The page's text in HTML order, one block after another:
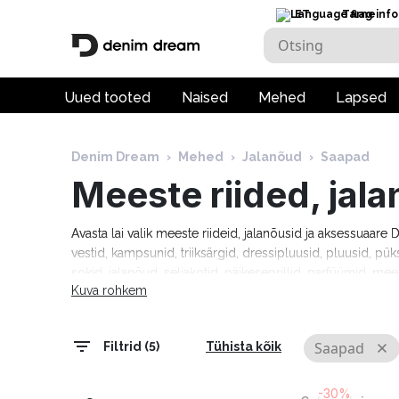
ET Tarneinfo
Uued tooted Naised Mehed Lapsed
Denim Dream › Mehed › Jalanõud › Saapad
Meeste riided,
Avasta lai valik meeste riideid, jalanõusid ja
vestid, kampsunid, triiksärgid, dressipluusid, pluusid,
moebrändidelt nagu Guess, Tommy Hilfiger, Calvin
Kuva rohkem
Filtrid (5) Tühista kõik Saapad
-30%